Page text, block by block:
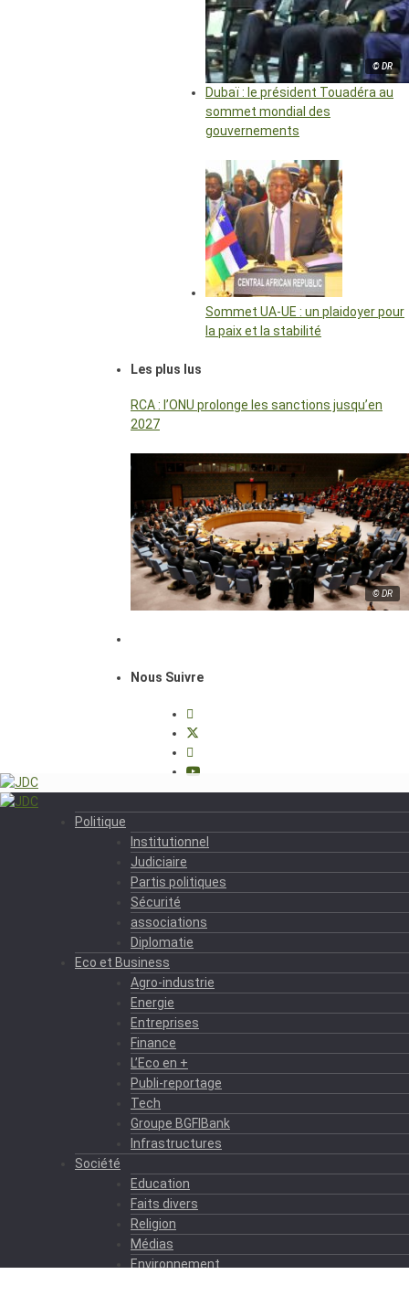
© DR
Dubaï : le président Touadéra au
sommet mondial des
gouvernements
Sommet UA-UE : un plaidoyer pour
la paix et la stabilité
Les plus lus
RCA : l’ONU prolonge les sanctions jusqu’en
2027
© DR
Nous Suivre
Politique
Institutionnel
Judiciaire
Partis politiques
Sécurité
associations
Diplomatie
Eco et Business
Agro-industrie
Energie
Entreprises
Finance
L’Eco en +
Publi-reportage
Tech
Groupe BGFIBank
Infrastructures
Société
Education
Faits divers
Religion
Médias
Environnement